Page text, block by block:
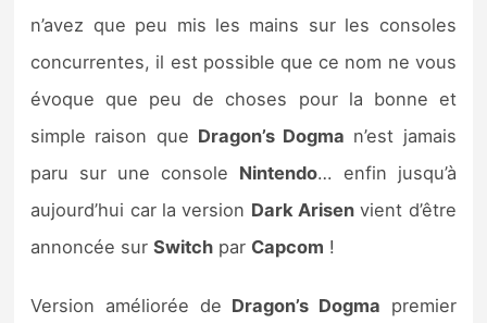
Tests d’accessoires
Autres tests
Previews
Précommandes
Précommandes jeux Switch 2
Sorties de jeux
n’avez que peu mis les mains sur les consoles
concurrentes, il est possible que ce nom ne vous
évoque que peu de choses pour la bonne et
simple raison que Dragon’s Dogma n’est jamais
paru sur une console Nintendo… enfin jusqu’à
aujourd’hui car la version Dark Arisen vient d’être
annoncée surSwitch par Capcom !
Version améliorée de Dragon’s Dogma premier